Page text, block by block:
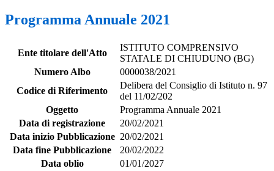
Programma Annuale 2021
Ente titolare dell'Atto
ISTITUTO COMPRENSIVO
STATALE DI CHIUDUNO (BG)
Numero Albo
0000038/2021
Codice di Riferimento
Delibera del Consiglio di Istituto n. 97
del 11/02/202
Oggetto
Programma Annuale 2021
Data di registrazione
20/02/2021
Data inizio Pubblicazione 20/02/2021
Data fine Pubblicazione
20/02/2022
Data oblio
01/01/2027